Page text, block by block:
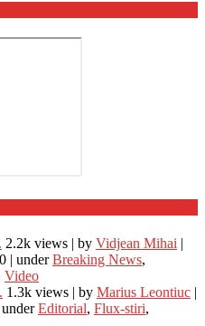
2.2k views | by Vidjean Mihai |
| underBreaking News,
Video
1.3k views | by Marius Leontiuc |
underEditorial, Flux-stiri,